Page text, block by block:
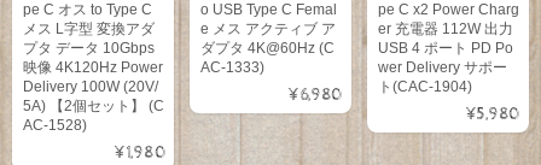
pe C オス to Type C
メス L字型 変換アダ
プタ データ 10Gbps
映像 4K120Hz Power
Delivery 100W (20V/
5A) 【2個セット】 (C
AC-1528)
¥1,980
o USB Type C Femal
e メス アクティブ ア
ダプタ 4K@60Hz (C
AC-1333)
¥6,980
pe C x2 Power Charg
er 充電器 112W 出力
USB 4 ポート PD Po
wer Delivery サポー
ト(CAC-1904)
¥5,980